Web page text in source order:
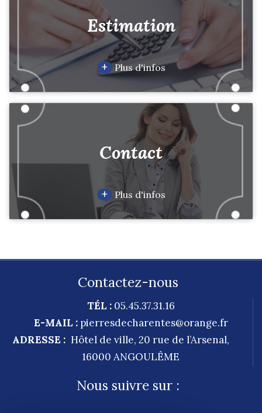
Estimation
+ Plus d'infos
Contact
+ Plus d'infos
Contactez-nous
TÉL : 05.45.37.31.16
E-MAIL : pierresdecharentes@orange.fr
ADRESSE : Hôtel de ville, 20 rue de l’Arsenal,
16000 ANGOULÊME
Nous suivre sur :